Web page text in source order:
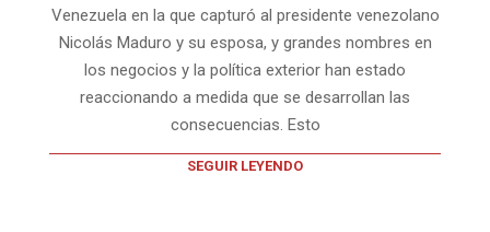
Venezuela en la que capturó al presidente venezolano
Nicolás Maduro y su esposa, y grandes nombres en
los negocios y la política exterior han estado
reaccionando a medida que se desarrollan las
consecuencias. Esto
SEGUIR LEYENDO